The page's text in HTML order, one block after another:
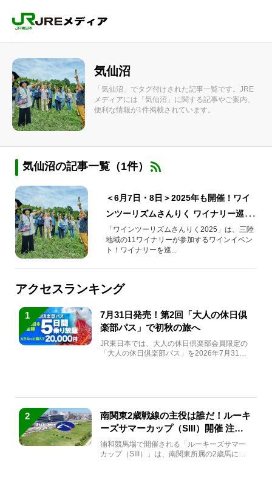
気仙沼
「気仙沼」でタグ付けされた記事一覧です。JRE
メディアには「気仙沼」に関する記事やご案内、
便利な情報が1件掲載されています。
気仙沼の記事一覧（1件）
＜6月7日・8日＞2025年も開催！ワイ
ンツーリズムさんりく ワイナリー巡り
＆三陸グルメ
「ワインツーリズムさんりく2025」は、三陸
地域の11ワイナリーが参加するワインイベン
ト！ワイナリーを巡...
アクセスランキング
1
7月31日発売！第2回「大人の休日倶
楽部パス」で初秋の旅へ
JR東日本では、大人の休日倶楽部会員限定の
「大人の休日倶楽部パス」を2026年7月31日
2
南関東2歳戦線の主役は誰だ！ルーキ
ーズサマーカップ（SIII）開催 注目
馬と見どころをチェック
浦和競馬場で開催される「ルーキーズサマー
カップ（SIII）」は、南関東所属の2歳馬によ